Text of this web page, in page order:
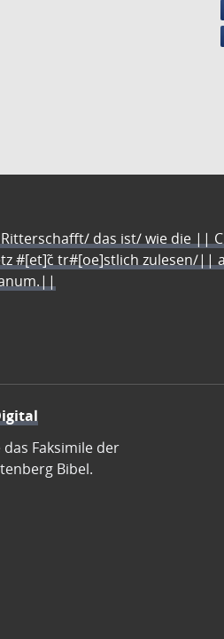
das ist/ wie die ||
#[et]c̃ tr#[oe]stlich zulesen/||
das Faksimile der
Bibel.